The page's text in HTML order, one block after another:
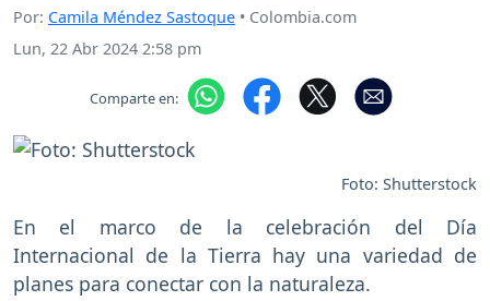
Por: Camila Méndez Sastoque • Colombia.com
Lun, 22 Abr 2024 2:58 pm
Comparte en:
Foto: Shutterstock
En el marco de la celebración del Día
Internacional de la Tierra hay una variedad de
planes para conectar con la naturaleza.